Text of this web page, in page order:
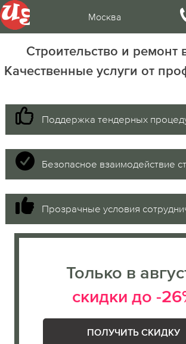
Москва
Строительство и ремонт
Качественные услуги от
Поддержка тендерных
Безопасное взаимодействие
Прозрачные условия
Только в
скидки до -
ПОЛУЧИТЬ СКИДКУ